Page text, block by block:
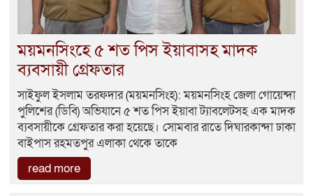
ময়মনসিংহে ৫ শত পিস ইয়াবাসহ মাদক
ব্যবসায়ী গ্রেফতার
সাইফুল ইসলাম তরফদার (ময়মনসিংহ): ময়মনসিংহ জেলা গোয়েন্দা
পুলিশের (ডিবি) অভিযানে ৫ শত পিস ইয়াবা ট্যাবলেটসহ এক মাদক
ব্যবসায়ীকে গ্রেফতার করা হয়েছে। সোমবার রাতে দিঘারকান্দা ঢাকা
বাইপাস রহমতপুর এলাকা থেকে তাকে
read more